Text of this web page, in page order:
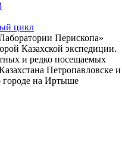
цикл
Перископа»
Казахской экспедиции.
и редко посещаемых
Петропавловске и
городе на Иртыше